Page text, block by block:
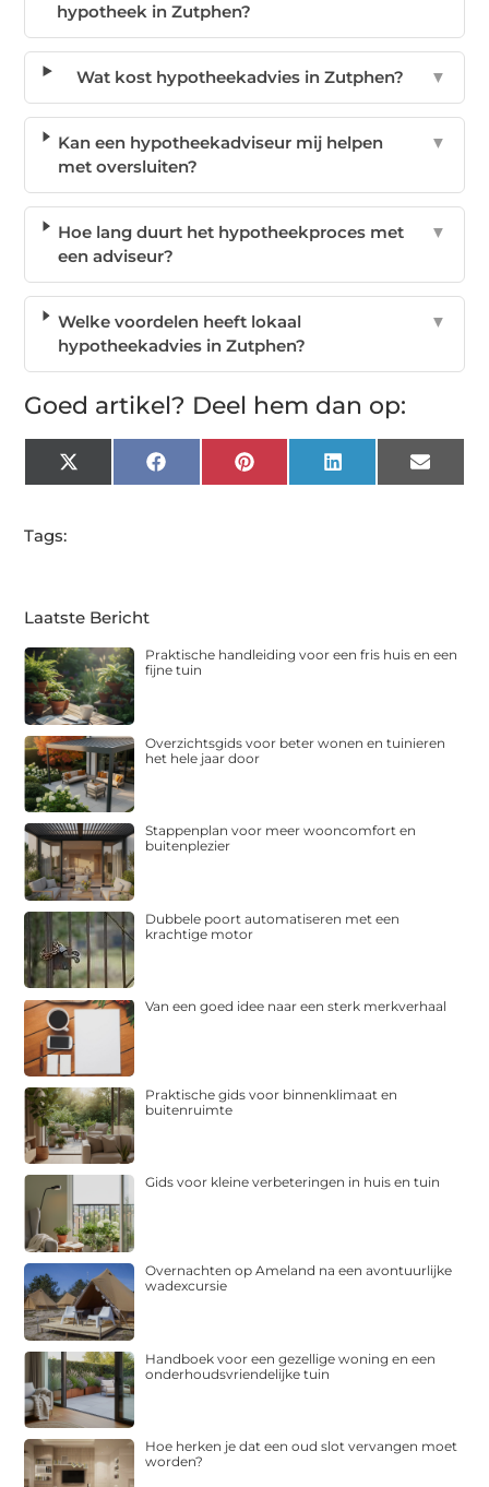
hypotheek in Zutphen?
Wat kost hypotheekadvies in Zutphen? ▼
Kan een hypotheekadviseur mij helpen
met oversluiten?
▼
Hoe lang duurt het hypotheekproces met
een adviseur?
▼
Welke voordelen heeft lokaal
hypotheekadvies in Zutphen?
▼
Goed artikel? Deel hem dan op:
X
(Twitter)
FacebookPinterest LinkedIn Email
Tags:
Laatste Bericht
Praktische handleiding voor een fris huis en een
fijne tuin
Overzichtsgids voor beter wonen en tuinieren
het hele jaar door
Stappenplan voor meer wooncomfort en
buitenplezier
Dubbele poort automatiseren met een
krachtige motor
Van een goed idee naar een sterk merkverhaal
Praktische gids voor binnenklimaat en
buitenruimte
Gids voor kleine verbeteringen in huis en tuin
Overnachten op Ameland na een avontuurlijke
wadexcursie
Handboek voor een gezellige woning en een
onderhoudsvriendelijke tuin
Hoe herken je dat een oud slot vervangen moet
worden?